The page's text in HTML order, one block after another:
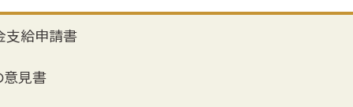
給申請書
見書